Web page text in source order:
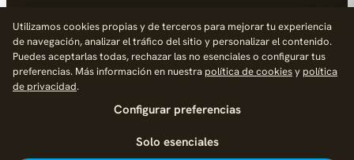
AYUDA
Añadir empresa
Utilizamos cookies propias y de terceros para mejorar tu experiencia
de navegación, analizar el tráfico del sitio y personalizar el contenido.
Puedes aceptarlas todas, rechazar las no esenciales o configurar tus
preferencias. Más información en nuestra política de cookiesy política
de privacidad.
Configurar preferencias
Solo esenciales